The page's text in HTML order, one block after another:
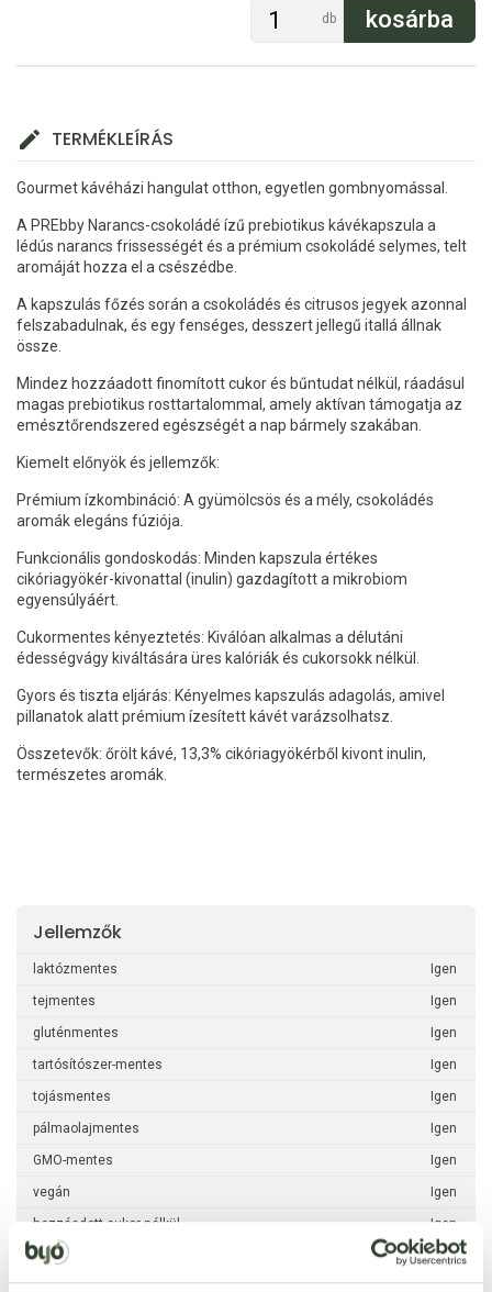
db
TERMÉKLEÍRÁS
Gourmet kávéházi hangulat otthon, egyetlen gombnyomással.
A PREbby Narancs-csokoládé ízű prebiotikus kávékapszula a
lédús narancs frissességét és a prémium csokoládé selymes, telt
aromáját hozza el a csészédbe.
A kapszulás főzés során a csokoládés és citrusos jegyek azonnal
felszabadulnak, és egy fenséges, desszert jellegű itallá állnak
össze.
Mindez hozzáadott finomított cukor és bűntudat nélkül, ráadásul
magas prebiotikus rosttartalommal, amely aktívan támogatja az
emésztőrendszered egészségét a nap bármely szakában.
Kiemelt előnyök és jellemzők:
Prémium ízkombináció: A gyümölcsös és a mély, csokoládés
aromák elegáns fúziója.
Funkcionális gondoskodás: Minden kapszula értékes
cikóriagyökér-kivonattal (inulin) gazdagított a mikrobiom
egyensúlyáért.
Cukormentes kényeztetés: Kiválóan alkalmas a délutáni
édességvágy kiváltására üres kalóriák és cukorsokk nélkül.
Gyors és tiszta eljárás: Kényelmes kapszulás adagolás, amivel
pillanatok alatt prémium ízesített kávét varázsolhatsz.
Összetevők: őrölt kávé, 13,3% cikóriagyökérből kivont inulin,
természetes aromák.
Jellemzők
laktózmentes Igen
tejmentes Igen
gluténmentes Igen
tartósítószer-mentes Igen
tojásmentes Igen
pálmaolajmentes Igen
GMO-mentes Igen
vegán Igen
hozzáadott cukor nélkül Igen
alacsony cukortartalmú Igen
dióféléktől mentes Igen